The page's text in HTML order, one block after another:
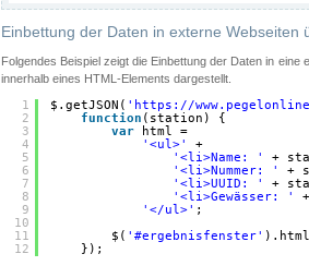
Einbettung der Daten in externe Webseiten
Folgendes Beispiel zeigt die Einbettung der Daten in
innerhalb eines HTML-Elements dargestellt.
1
2
3
4
5
6
7
8
9
10
11
12
$.getJSON( ' https://
function (station) {
var
html =
'<ul>'
+
'<li>Name: '
+
'<li>Nummer: '
+
'<li>UUID: '
+
'<li>Gewässer: '
'</ul>' ;
$( '#ergebnisfenster'
});